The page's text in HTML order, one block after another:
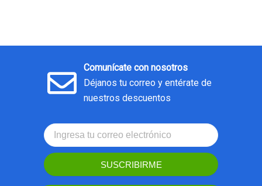
Comunícate con nosotros
Déjanos tu correo y entérate de
nuestros descuentos
SUSCRIBIRME